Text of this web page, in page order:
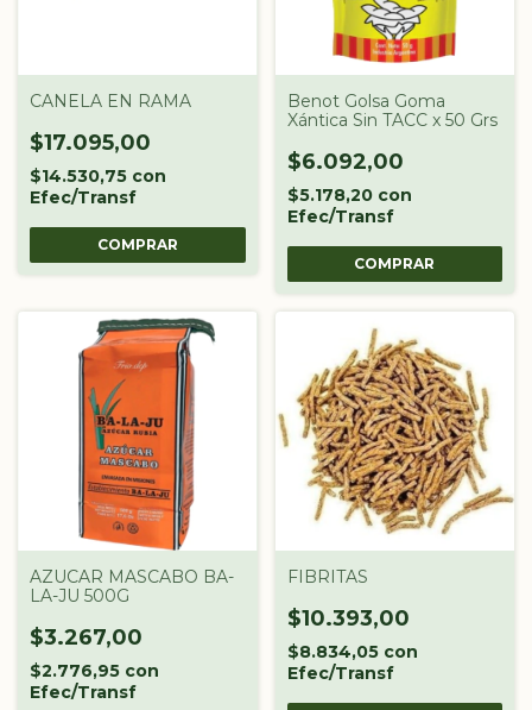
CANELA EN RAMA
$17.095,00
$14.530,75 con
Efec/Transf
COMPRAR
Benot Golsa Goma
Xántica Sin TACC x 50 Grs
$6.092,00
$5.178,20 con
Efec/Transf
AZUCAR MASCABO BA-
LA-JU 500G
$3.267,00
$2.776,95 con
Efec/Transf
FIBRITAS
$10.393,00
$8.834,05 con
Efec/Transf